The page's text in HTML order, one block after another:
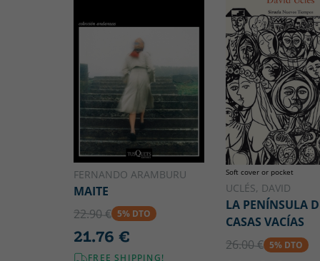
FERNANDO ARAMBURU
MAITE
22.90 € 5% DTO
21.76 €
FREE SHIPPING!
Soft cover or pocket
UCLÉS, DAVID
LA PENÍNSULA
CASAS VACÍAS
26.00 € 5% DTO